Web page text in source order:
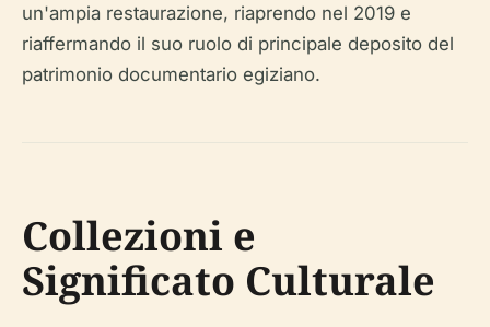
un'ampia restaurazione, riaprendo nel 2019 e
riaffermando il suo ruolo di principale deposito del
patrimonio documentario egiziano.
Collezioni e
Significato Culturale